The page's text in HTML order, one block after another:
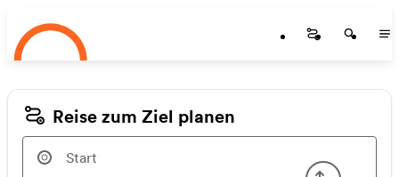
Zum Hauptinhalt springen
Startseite
Reise zum Ziel planen